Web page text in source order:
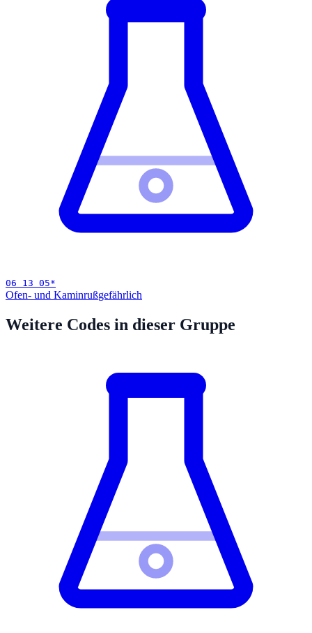
06 13 05*
Ofen- und Kaminrußgefährlich
Weitere Codes in dieser Gruppe